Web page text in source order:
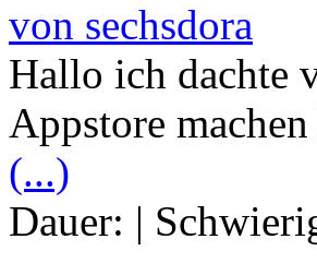
von sechsdora
Hallo ich dachte
Appstore
(...)
Dauer: |